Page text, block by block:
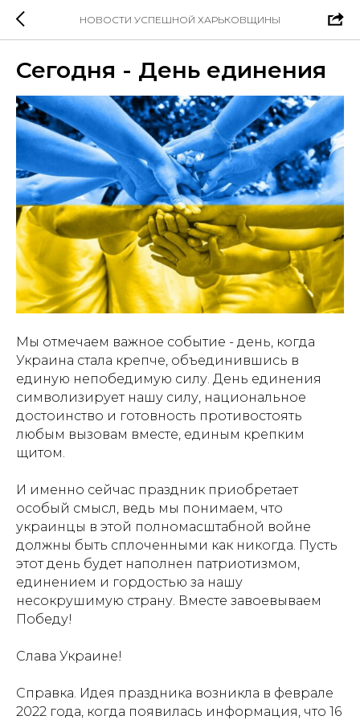
НОВОСТИ УСПЕШНОЙ ХАРЬКОВЩИНЫ
Сегодня - День единения
Мы отмечаем важное событие - день, когда
Украина стала крепче, объединившись в
единую непобедимую силу. День единения
символизирует нашу силу, национальное
достоинство и готовность противостоять
любым вызовам вместе, единым крепким
щитом.
И именно сейчас праздник приобретает
особый смысл, ведь мы понимаем, что
украинцы в этой полномасштабной войне
должны быть сплоченными как никогда. Пусть
этот день будет наполнен патриотизмом,
единением и гордостью за нашу
несокрушимую страну. Вместе завоевываем
Победу!
Слава Украине!
Справка. Идея праздника возникла в феврале
2022 года, когда появилась информация, что 16